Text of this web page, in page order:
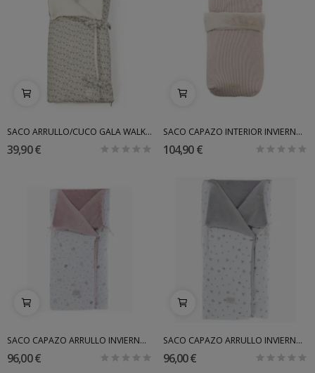
SACO ARRULLO/CUCO GALA WALKINGMUM
39,90 €
SACO CAPAZO INTERIOR INVIERNO CAMBRASS NORA
104,90 €
SACO CAPAZO ARRULLO INVIERNO MADDY INT. MOUTON...
96,00 €
SACO CAPAZO ARRULLO INVIERNO CAFE INT. MOUTON...
96,00 €